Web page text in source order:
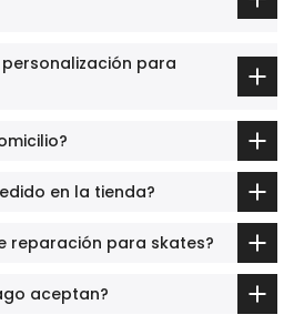
para
en la tienda?
reparación para skates?
aceptan?